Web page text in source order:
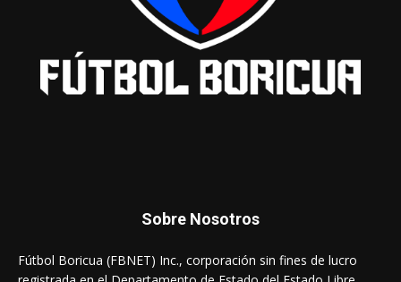
Sobre Nosotros
Fútbol Boricua (FBNET) Inc., corporación sin fines de lucro